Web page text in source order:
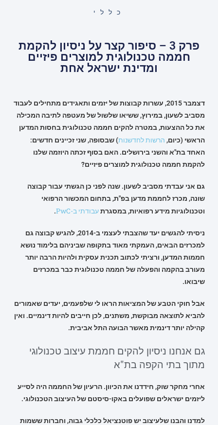
כללי
פרק 3 – סיפור קצר על ניסיון להקמת
חממה טכנולוגית למוצרים פיזיים
ומדינת ישראל אחת
דצמבר 2015, עשרות קבוצות של יזמים ותאגידים מתחילים לעבוד
מסביב לשעון, במירוץ, ששיאו שלשול של מעטפה לתיבה המכילה
את כל ההצעות, במטרה להקים חממה טכנולוגית בחסות המדען
הראשי (כיום, הרשות לחדשנות) שבסופה, שני זכיינים חדשים:
האחד בת"א והשני בירושלים. האם בסוף זכתה היוזמה שלנו
להקמת חממה טכנולוגית למוצרים פיזיים?
גם אני עבדתי מסביב לשעון. שנה לפני כן הגשתי עבור קבוצה
שונה, מכרז לחממת מדען בפ"ת, בתחום המכשור הרפואי
וטכנולוגיות מידע רפואיות, במסגרתעבודתי ב-PwC .
ניסיתי להגשים יעד שהצבתי לעצמי ב-2014, להגיש קבוצה גם
למכרזים הבאים, העמקתי מאוד בתקופה שביניהם בלימוד נושא
חממות המדען, ורציתי לכתוב תכנית עסקית ולהיות הרבה יותר
מעורב בהקמה והפעלה של חממה טכנולוגית כבר במכרזים
שיבואו.
אבל חוקי הטבע של המציאות הראו לי שלפעמים, יעדים שאמורים
להביא לתוצאה מבוקשת, משתנים, לכן חייבים להיות דינמיים. ואין
קהילה יותר דינמית מאשר הבועה התל אביבית.
גם אנחנו ניסיון להקים חממת עיצוב טכנולוגי
מתוך בתי הקפה בת"א
אחרי מחקר שוק, חידדנו את הכיוון. הרעיון של החממה היה לסייע
ליזמים ישראלים שפועלים באקו-סיסטם של העיצוב הטכנולוגי.
למדנו והבנו שלעיצוב יש פוטנציאל כלכלי גבוה, וחברות ששמות